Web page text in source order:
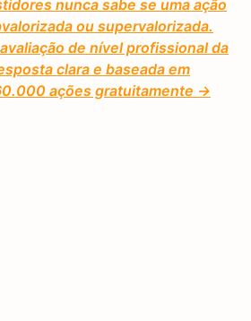
nunca sabe se uma ação
ou supervalorizada.
de nível profissional da
clara e baseada em
ações gratuitamente →